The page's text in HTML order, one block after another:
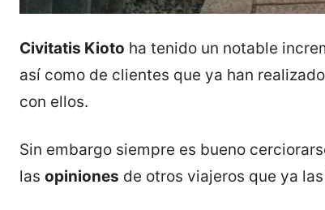
Civitatis Kioto ha tenido un notable
así como de clientes que ya han
con ellos.
Sin embargo siempre es bueno
las opiniones de otros viajeros que ya